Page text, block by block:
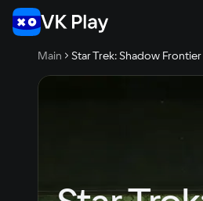
Main Star Trek: Shadow Frontier